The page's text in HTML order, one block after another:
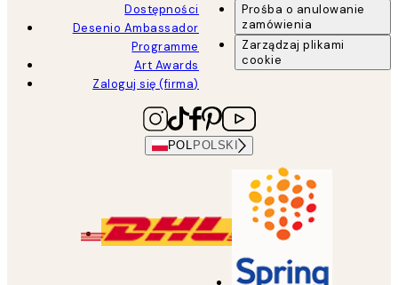
Dostępności
Desenio Ambassador
Programme
Art Awards
Zaloguj się (firma)
Prośba o anulowanie
zamówienia
Zarządzaj plikami
cookie
POL POLSKI